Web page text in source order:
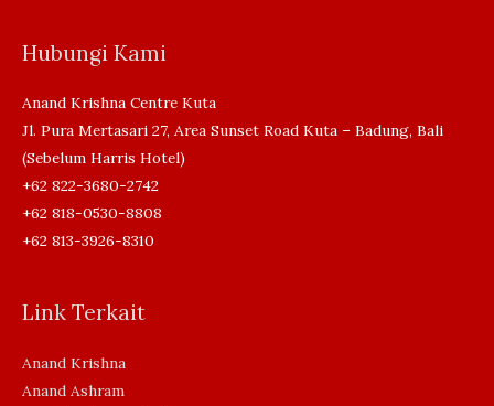
Hubungi Kami
Anand Krishna Centre Kuta
Jl. Pura Mertasari 27, Area Sunset Road Kuta – Badung, Bali
(Sebelum Harris Hotel)
+62 822-3680-2742
+62 818-0530-8808
+62 813-3926-8310
Link Terkait
Anand Krishna
Anand Ashram